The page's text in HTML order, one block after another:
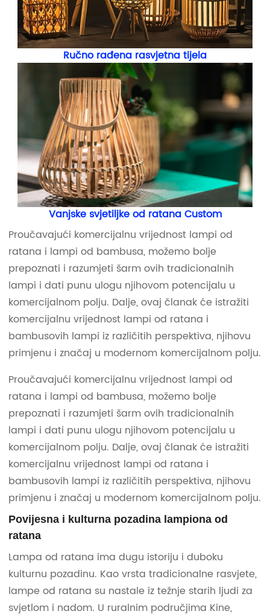
Ručno rađena rasvjetna tijela
Vanjske svjetiljke od ratana Custom
Proučavajući komercijalnu vrijednost lampi od
ratana i lampi od bambusa, možemo bolje
prepoznati i razumjeti šarm ovih tradicionalnih
lampi i dati punu ulogu njihovom potencijalu u
komercijalnom polju. Dalje, ovaj članak će istražiti
komercijalnu vrijednost lampi od ratana i
bambusovih lampi iz različitih perspektiva, njihovu
primjenu i značaj u modernom komercijalnom polju.
Proučavajući komercijalnu vrijednost lampi od
ratana i lampi od bambusa, možemo bolje
prepoznati i razumjeti šarm ovih tradicionalnih
lampi i dati punu ulogu njihovom potencijalu u
komercijalnom polju. Dalje, ovaj članak će istražiti
komercijalnu vrijednost lampi od ratana i
bambusovih lampi iz različitih perspektiva, njihovu
primjenu i značaj u modernom komercijalnom polju.
Povijesna i kulturna pozadina lampiona od
ratana
Lampa od ratana ima dugu istoriju i duboku
kulturnu pozadinu. Kao vrsta tradicionalne rasvjete,
lampe od ratana su nastale iz težnje starih ljudi za
svjetlom i nadom. U ruralnim područjima Kine,